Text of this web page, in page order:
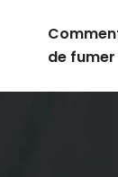
de fumer